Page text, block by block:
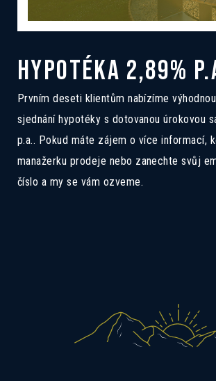
HYPOTÉKA 2,89%
Prvním deseti klientům nabízíme
sjednání hypotéky s dotovanou úrokovou
p.a.. Pokud máte zájem o více informací,
manažerku prodeje nebo zanechte svůj
číslo a my se vám ozveme.
Pokud Vás zajímá tento dům,
nám a rádi Vás seznámíme
možnostmi.